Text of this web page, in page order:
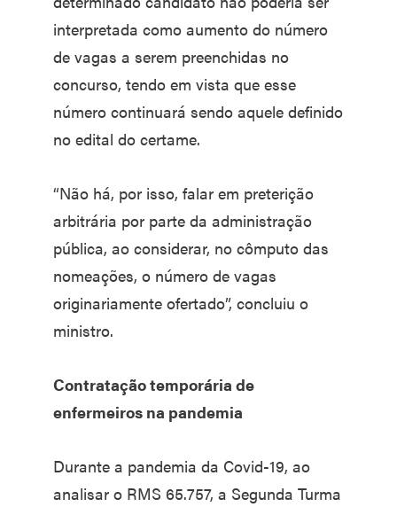
interpretada como aumento do número
de vagas a serem preenchidas no
concurso, tendo em vista que esse
número continuará sendo aquele definido
no edital do certame.
“Não há, por isso, falar em preterição
arbitrária por parte da administração
pública, ao considerar, no cômputo das
nomeações, o número de vagas
originariamente ofertado”, concluiu o
ministro.
Contratação temporária de
enfermeiros na pandemia
Durante a pandemia da Covid-19, ao
analisar o RMS 65.757, a Segunda Turma